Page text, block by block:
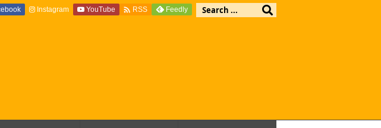
Instagram YouTube  RSS Feedly